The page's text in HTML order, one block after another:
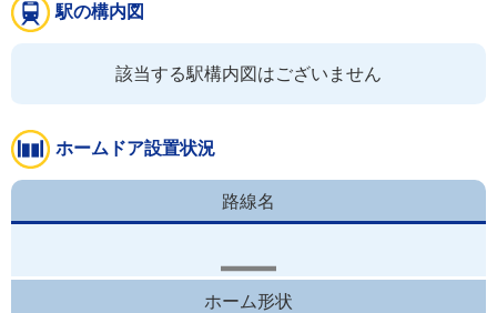
駅の構内図
該当する駅構内図はございません
ホームドア設置状況
路線名
ホーム形状